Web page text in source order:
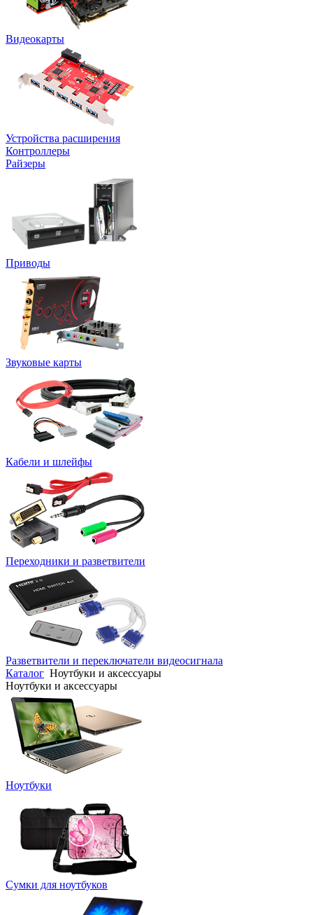
Видеокарты
Устройства расширения
Контроллеры
Райзеры
Приводы
Звуковые карты
Кабели и шлейфы
Переходники и разветвители
Разветвители и переключатели видеосигнала
Каталог Ноутбуки и аксессуары
Ноутбуки и аксессуары
Ноутбуки
Сумки для ноутбуков